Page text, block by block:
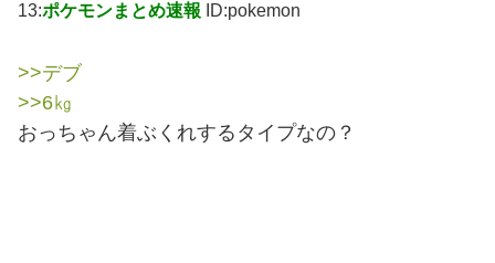
13:ポケモンまとめ速報 ID:pokemon
>>デブ
>>6㎏
おっちゃん着ぶくれするタイプなの？